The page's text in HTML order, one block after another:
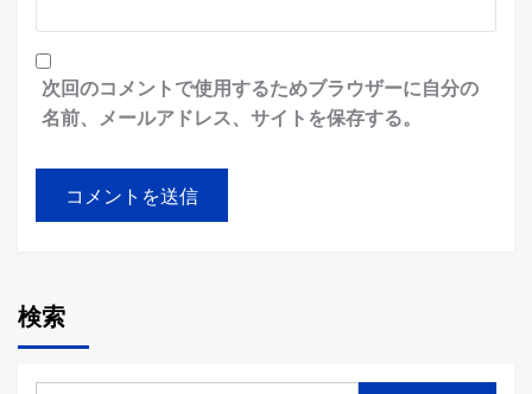
次回のコメントで使用するためブラウザーに自分の
名前、メールアドレス、サイトを保存する。
検索